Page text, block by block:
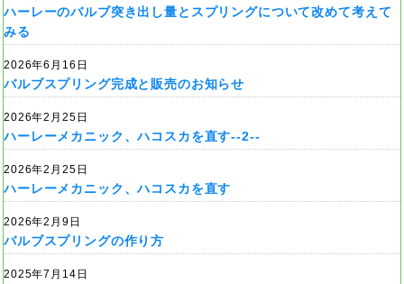
ハーレーのバルブ突き出し量とスプリングについて改めて考えて
みる
2026年6月16日
バルブスプリング完成と販売のお知らせ
2026年2月25日
ハーレーメカニック、ハコスカを直す--2--
2026年2月25日
ハーレーメカニック、ハコスカを直す
2026年2月9日
バルブスプリングの作り方
2025年7月14日